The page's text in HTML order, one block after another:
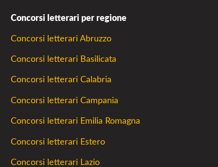
Concorsi letterari per regione
Concorsi letterari Abruzzo
Concorsi letterari Basilicata
Concorsi letterari Calabria
Concorsi letterari Campania
Concorsi letterari Emilia Romagna
Concorsi letterari Estero
Concorsi letterari Lazio